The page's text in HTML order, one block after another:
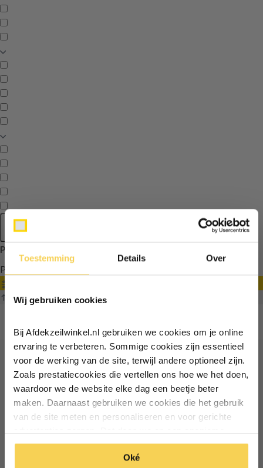
Toestemming Details Over
Wij gebruiken cookies
Bij Afdekzeilwinkel.nl gebruiken we cookies om je online
ervaring te verbeteren. Sommige cookies zijn essentieel
voor de werking van de site, terwijl andere optioneel zijn.
Zoals prestatiecookies die vertellen ons hoe we het doen,
waardoor we de website elke dag een beetje beter
maken. Daarnaast gebruiken we cookies die het gebruik
van de site meten en personaliseren en voor gerichte
manier. Klik op 'Oké' om alle cookies te accepteren. Of
klik op ‘alleen essentiele’ als je niet akkoord gaat met
Oké
Apply filters
Producten getagd met bevestigingsset schaduwdoek rvs
Producten
Sorteren op
Ontvang €5 korting
Schrijf je in voor de nieuwsbrief en ontvang €5 welkomstkorting!
Inschrijven
Ontvang €5,- korting!
Schrijf je in voor de nieuwsbrief en
Vul je e-mailadres in‍⁪⁪
Particulier Zakelijk
Inschrijven
*Geldig bij minimale besteding vanaf €75